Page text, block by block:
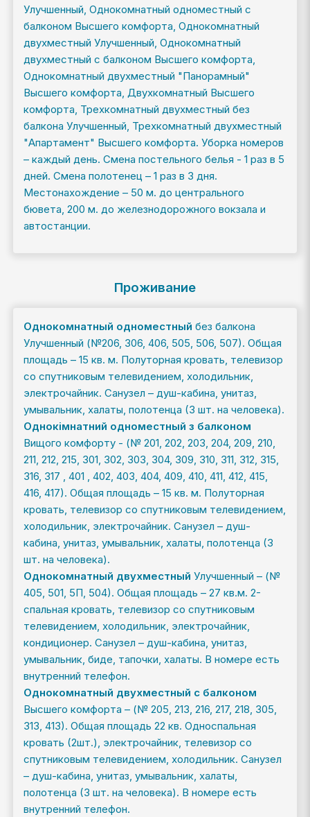
Улучшенный, Однокомнатный одноместный с
балконом Высшего комфорта, Однокомнатный
двухместный Улучшенный, Однокомнатный
двухместный с балконом Высшего комфорта,
Однокомнатный двухместный "Панорамный"
Высшего комфорта, Двухкомнатный Высшего
комфорта, Трехкомнатный двухместный без
балкона Улучшенный, Трехкомнатный двухместный
"Апартамент" Высшего комфорта. Уборка номеров
– каждый день. Смена постельного белья - 1 раз в 5
дней. Смена полотенец – 1 раз в 3 дня.
Местонахождение – 50 м. до центрального
бювета, 200 м. до железнодорожного вокзала и
автостанции.
Проживание
Однокомнатный одноместный без балкона
Улучшенный (№206, 306, 406, 505, 506, 507). Общая
площадь – 15 кв. м. Полуторная кровать, телевизор
со спутниковым телевидением, холодильник,
электрочайник. Санузел – душ-кабина, унитаз,
умывальник, халаты, полотенца (3 шт. на человека).
Однокімнатний одноместный з балконом
Вищого комфорту - (№ 201, 202, 203, 204, 209, 210,
211, 212, 215, 301, 302, 303, 304, 309, 310, 311, 312, 315,
316, 317 , 401 , 402, 403, 404, 409, 410, 411, 412, 415,
416, 417). Общая площадь – 15 кв. м. Полуторная
кровать, телевизор со спутниковым телевидением,
холодильник, электрочайник. Санузел – душ-
кабина, унитаз, умывальник, халаты, полотенца (3
шт. на человека).
Однокомнатный двухместный Улучшенный – (№
405, 501, 5П, 504). Общая площадь – 27 кв.м. 2-
спальная кровать, телевизор со спутниковым
телевидением, холодильник, электрочайник,
кондиционер. Санузел – душ-кабина, унитаз,
умывальник, биде, тапочки, халаты. В номере есть
внутренний телефон.
Однокомнатный двухместный с балконом
Высшего комфорта – (№ 205, 213, 216, 217, 218, 305,
313, 413). Общая площадь 22 кв. Односпальная
кровать (2шт.), электрочайник, телевизор со
спутниковым телевидением, холодильник. Санузел
– душ-кабина, унитаз, умывальник, халаты,
полотенца (3 шт. на человека). В номере есть
внутренний телефон.